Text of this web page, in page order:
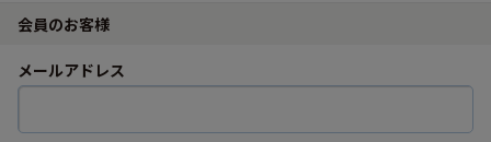
会員のお客様
メールアドレス